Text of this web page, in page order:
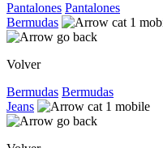
Pantalones Pantalones
Bermudas
Volver
Bermudas Bermudas
Jeans